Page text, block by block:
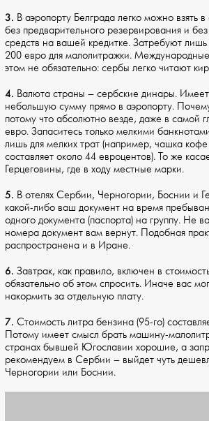
3. В аэропорту Белграда легко можно взять
без предварительного резервирования и
средств на вашей кредитке. Затребуют
200 евро для малолитражки.
этом не обязательно: сербы легко читают
4. Валюта страны – сербские динары.
небольшую сумму прямо в аэропорту.
потому что абсолютно везде, даже в самой
евро. Запаситесь только мелкими
лишь для мелких трат (например, чашка
составляет около 44 евроцентов). То же
Герцеговины, где в ходу местные марки.
5. В отелях Сербии, Черногории, Боснии и
какой-либо ваш документ на время
одного документа (паспорта) на группу. Не
номера документ вам вернут. Подобная
распространена и в Иране.
6. Завтрак, как правило, включен в
обязательно об этом спросить. Иначе вас
накормить за отдельную плату.
7. Стоимость литра бензина (95-го)
Потому имеет смысл брать машину-
странах бывшей Югославии хорошие, а
рекомендуем в Сербии – выйдет чуть
Черногории или Боснии.